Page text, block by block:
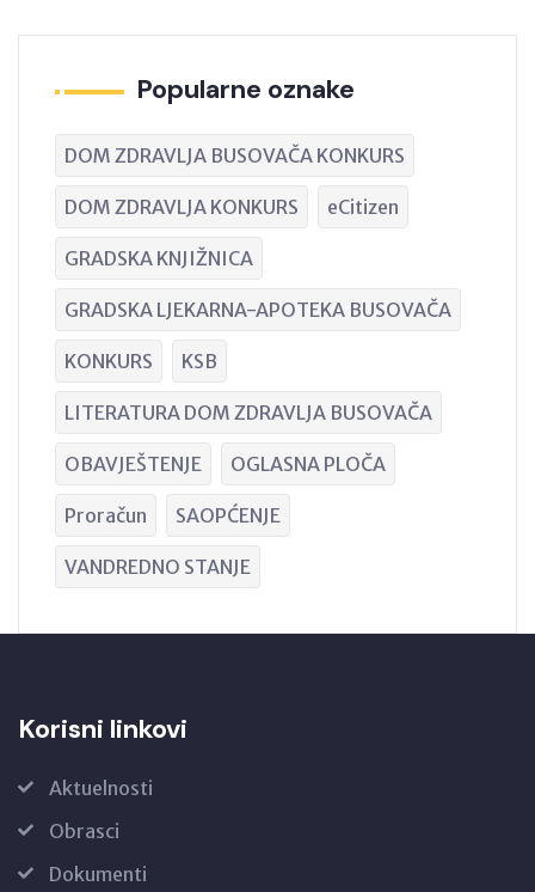
Popularne oznake
DOM ZDRAVLJA BUSOVAČA KONKURS
DOM ZDRAVLJA KONKURS eCitizen
GRADSKA KNJIŽNICA
GRADSKA LJEKARNA-APOTEKA BUSOVAČA
KONKURS KSB
LITERATURA DOM ZDRAVLJA BUSOVAČA
OBAVJEŠTENJE OGLASNA PLOČA
Proračun SAOPĆENJE
VANDREDNO STANJE
Korisni linkovi
Aktuelnosti
Obrasci
Dokumenti